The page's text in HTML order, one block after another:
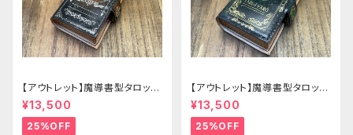
【アウトレット】魔導書型タロット
カードケース Grimoire mini
茶の書
¥13,500
25%OFF
【アウトレット】魔導書型タロット
カードケース Grimoire mini
緑の書
¥13,500
25%OFF